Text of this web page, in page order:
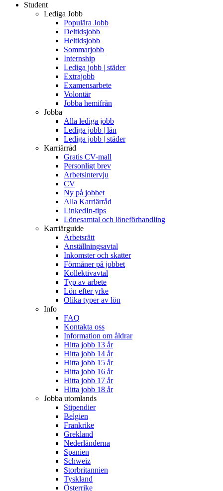
Student
Lediga Jobb
Populära Jobb
Deltidsjobb
Heltidsjobb
Sommarjobb
Internship
Lediga jobb | städer
Extrajobb
Examensarbete
Volontär
Jobba hemifrån
Jobba
Alla lediga jobb
Lediga jobb | län
Lediga jobb | städer
Karriärråd
Gratis CV-mall
Personligt brev
Arbetsintervju
CV
Ny på jobbet
Alla Karriärråd
LinkedIn-tips
Lönesamtal och löneförhandling
Karriärguide
Arbetsrätt
Anställningsavtal
Inkomster och skatter
Förmåner på jobbet
Kollektivavtal
Typ av arbete
Lön efter yrke
Olika typer av lön
Info
FAQ
Kontakta oss
Information om åldrar
Hitta jobb 13 år
Hitta jobb 14 år
Hitta jobb 15 år
Hitta jobb 16 år
Hitta jobb 17 år
Hitta jobb 18 år
Jobba utomlands
Stipendier
Belgien
Frankrike
Grekland
Nederländerna
Spanien
Schweiz
Storbritannien
Tyskland
Österrike